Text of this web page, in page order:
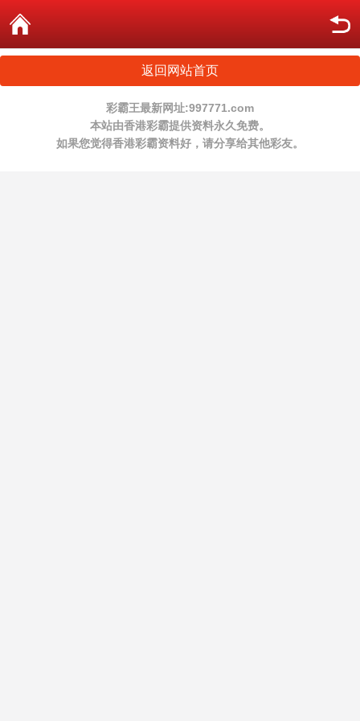
返回网站首页
彩霸王最新网址:997771.com
本站由香港彩霸提供资料永久免费。
如果您觉得香港彩霸资料好，请分享给其他彩友。